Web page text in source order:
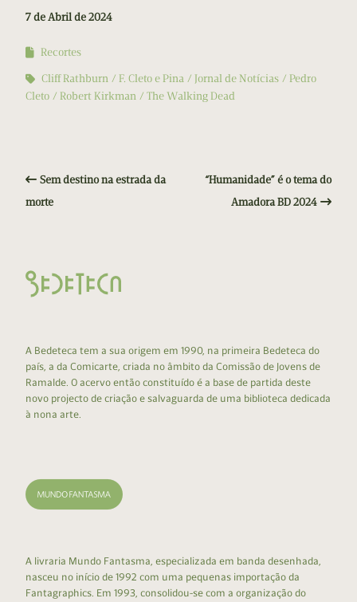
7 de Abril de 2024
Recortes
Cliff Rathburn
F. Cleto e Pina Jornal de Notícias
Pedro
Cleto
Robert Kirkman The Walking Dead
Sem destino na estrada da
morte
“Humanidade” é o tema do
Amadora BD 2024
A Bedeteca tem a sua origem em 1990, na primeira Bedeteca do
país, a da Comicarte, criada no âmbito da Comissão de Jovens de
Ramalde. O acervo então constituído é a base de partida deste
novo projecto de criação e salvaguarda de uma biblioteca dedicada
à nona arte.
A livraria Mundo Fantasma, especializada em banda desenhada,
nasceu no início de 1992 com uma pequenas importação da
Fantagraphics. Em 1993, consolidou-se com a organização do